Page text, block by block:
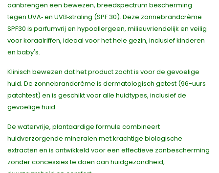
aanbrengen een bewezen, breedspectrum bescherming
tegen UVA‑ en UVB‑straling (SPF 30). Deze zonnebrandcrème
SPF30 is parfumvrij en hypoallergeen, milieuvriendelijk en veilig
voor koraalriffen, ideaal voor het hele gezin, inclusief kinderen
en baby's.
Klinisch bewezen dat het product zacht is voor de gevoelige
huid. De zonnebrandcrème is dermatologisch getest (96-uurs
patchtest) en is geschikt voor alle huidtypes, inclusief de
gevoelige huid.
De watervrije, plantaardige formule combineert
huidverzorgende mineralen met krachtige biologische
extracten en is ontwikkeld voor een effectieve zonbescherming
zonder concessies te doen aan huidgezondheid,